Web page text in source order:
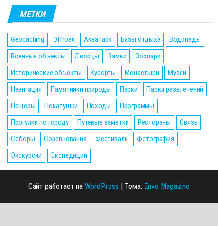
МЕТКИ
Geocaching Offroad Аквапарк Базы отдыха
Водопады
Военные объекты
Дворцы Замки
Зоопарк
Исторические объекты
Курорты Монастыри
Музеи
Навигация
Памятники природы Парки
Парки развлечений
Пещеры
Покатушки Походы
Программы
Прогулки по городу
Путевые заметки Рестораны
Связь
Соборы
Соревнования Фестивали
Фотография
Экскурсии
Экспедиции
Сайт работает на WordPress Тема: Envo Magazine